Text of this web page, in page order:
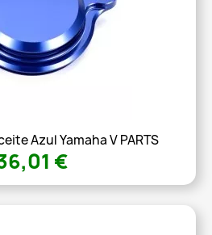
Azul Yamaha V PARTS
€